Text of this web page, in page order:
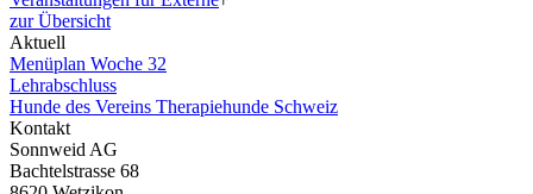
zur Übersicht
Aktuell
Menüplan Woche 32
Lehrabschluss
Hunde des Vereins Therapiehunde Schweiz
Kontakt
Sonnweid AG
Bachtelstrasse 68